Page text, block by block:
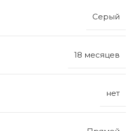
Серый
18 месяцев
нет